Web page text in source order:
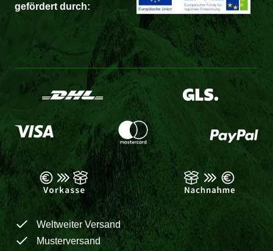
gefördert durch:
Weltweiter Versand
Musterversand